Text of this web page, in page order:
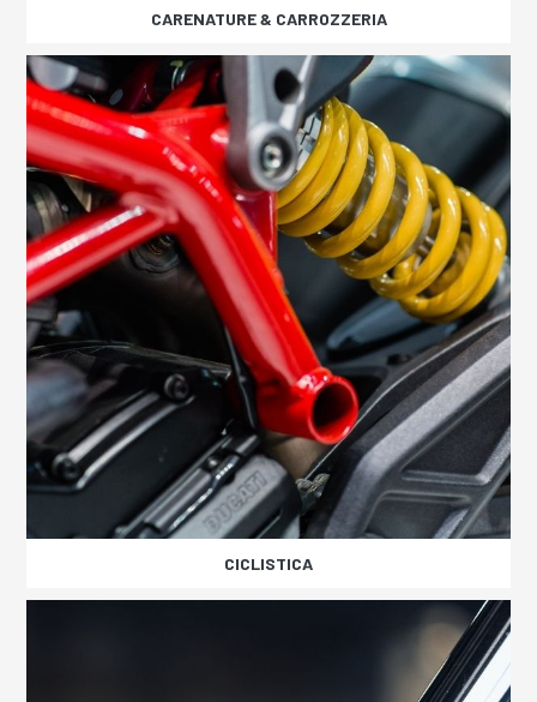
CARENATURE & CARROZZERIA
CICLISTICA